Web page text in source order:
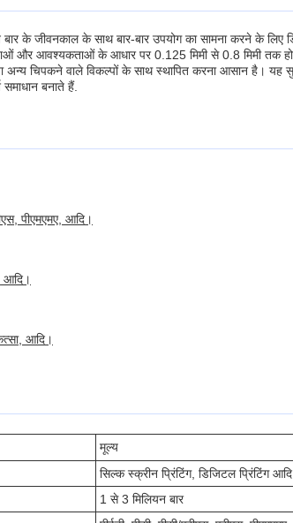
के जीवनकाल के साथ बार-बार उपयोग का सामना करने के
और आवश्यकताओं के आधार पर 0.125 मिमी से 0.8 मिमी तक
या अन्य चिपकने वाले विकल्पों के साथ स्थापित करना आसान
बनाते हैं.
पीएमएमए, आदि।
आदि।
आदि।
मूल्य
सिल्क स्क्रीन प्रिंटिंग, डिजिटल प्रिंटिंग
1 से 3 मिलियन बार